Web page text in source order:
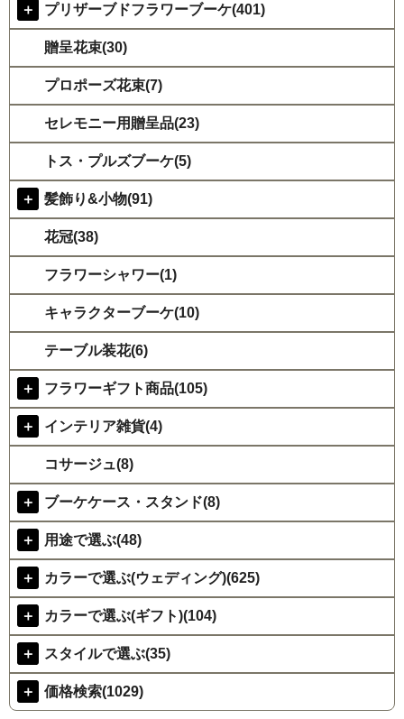
＋ プリザーブドフラワーブーケ(401)
贈呈花束(30)
プロポーズ花束(7)
セレモニー用贈呈品(23)
トス・プルズブーケ(5)
＋ 髪飾り&小物(91)
花冠(38)
フラワーシャワー(1)
キャラクターブーケ(10)
テーブル装花(6)
＋ フラワーギフト商品(105)
＋ インテリア雑貨(4)
コサージュ(8)
＋ ブーケケース・スタンド(8)
＋ 用途で選ぶ(48)
＋ カラーで選ぶ(ウェディング)(625)
＋ カラーで選ぶ(ギフト)(104)
＋ スタイルで選ぶ(35)
＋ 価格検索(1029)